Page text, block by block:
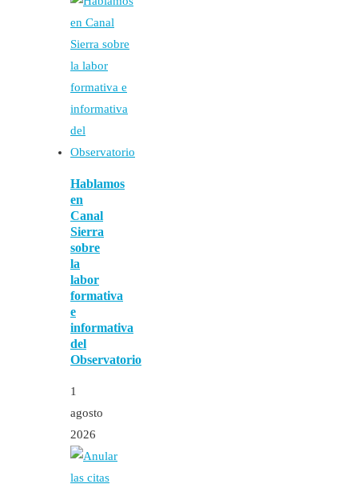
Hablamos
en
Canal
Sierra
sobre
la
labor
formativa
e
informativa
del
Observatorio
1
agosto
2026